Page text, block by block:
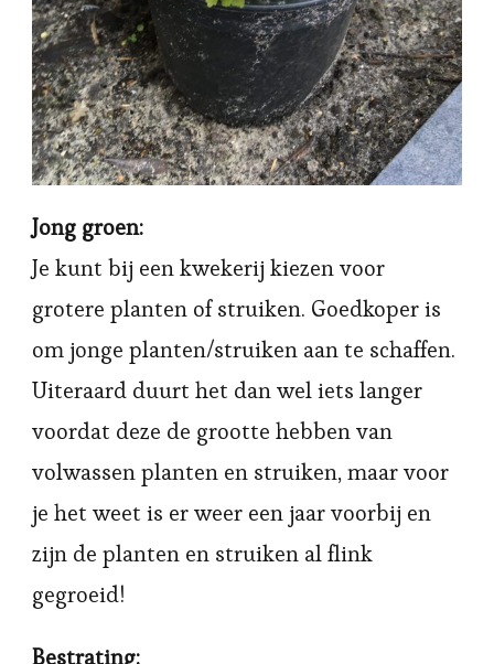
Jong groen:
Je kunt bij een kwekerij kiezen voor
grotere planten of struiken. Goedkoper is
om jonge planten/struiken aan te schaffen.
Uiteraard duurt het dan wel iets langer
voordat deze de grootte hebben van
volwassen planten en struiken, maar voor
je het weet is er weer een jaar voorbij en
zijn de planten en struiken al flink
gegroeid!
Bestrating: